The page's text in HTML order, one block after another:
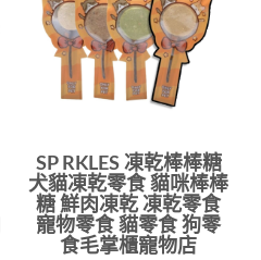
SP RKLES 凍乾棒棒糖
犬貓凍乾零食 貓咪棒棒
糖 鮮肉凍乾 凍乾零食
寵物零食 貓零食 狗零
食毛掌櫃寵物店